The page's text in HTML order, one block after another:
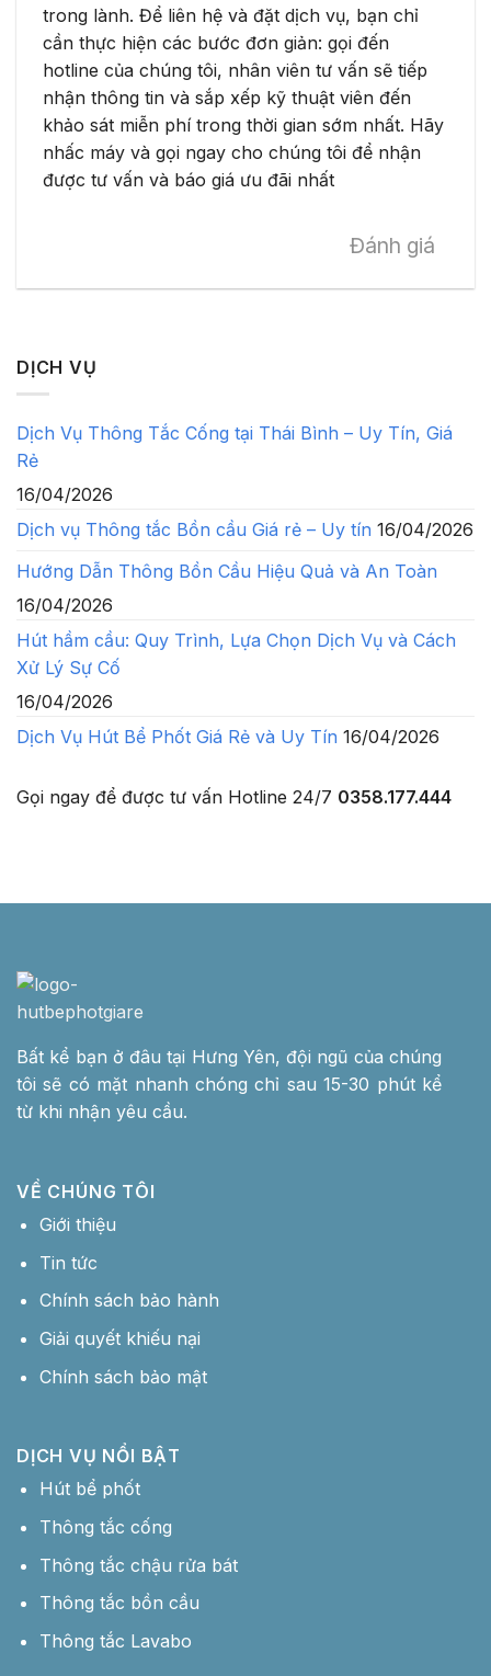
trong lành. Để liên hệ và đặt dịch vụ, bạn chỉ
cần thực hiện các bước đơn giản: gọi đến
hotline của chúng tôi, nhân viên tư vấn sẽ tiếp
nhận thông tin và sắp xếp kỹ thuật viên đến
khảo sát miễn phí trong thời gian sớm nhất. Hãy
nhấc máy và gọi ngay cho chúng tôi để nhận
được tư vấn và báo giá ưu đãi nhất
Đánh giá
DỊCH VỤ
Dịch Vụ Thông Tắc Cống tại Thái Bình – Uy Tín, Giá
Rẻ
16/04/2026
Dịch vụ Thông tắc Bồn cầu Giá rẻ – Uy tín 16/04/2026
Hướng Dẫn Thông Bồn Cầu Hiệu Quả và An Toàn
16/04/2026
Hút hầm cầu: Quy Trình, Lựa Chọn Dịch Vụ và Cách
Xử Lý Sự Cố
16/04/2026
Dịch Vụ Hút Bể Phốt Giá Rẻ và Uy Tín 16/04/2026
Gọi ngay để được tư vấn Hotline 24/7 0358.177.444
Bất kể bạn ở đâu tại Hưng Yên, đội ngũ của chúng
tôi sẽ có mặt nhanh chóng chỉ sau 15-30 phút kể
từ khi nhận yêu cầu.
VỀ CHÚNG TÔI
Giới thiệu
Tin tức
Chính sách bảo hành
Giải quyết khiếu nại
Chính sách bảo mật
DỊCH VỤ NỔI BẬT
Hút bể phốt
Thông tắc cống
Thông tắc chậu rửa bát
Thông tắc bồn cầu
Thông tắc Lavabo